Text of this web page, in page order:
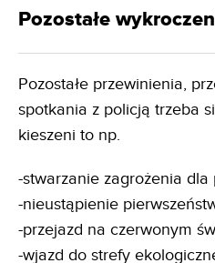
Pozostałe
Pozostałe przewinienia,
spotkania z policją trzeba
kieszeni to np.
-stwarzanie zagrożenia
-nieustąpienie
-przejazd na czerwonym
-wjazd do strefy